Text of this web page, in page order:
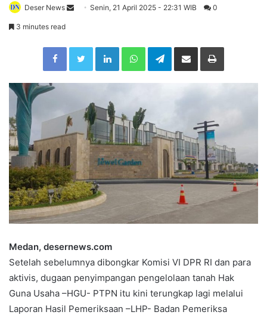
Deser News
a
i
Senin, 21 April 2025 - 22:31 WIB 0
3 minutes read
Facebook Twitter LinkedIn WhatsApp Telegram
Medan, desernews.com
Setelah sebelumnya dibongkar Komisi VI DPR RI dan para
aktivis, dugaan penyimpangan pengelolaan tanah Hak
Guna Usaha –HGU- PTPN itu kini terungkap lagi melalui
Laporan Hasil Pemeriksaan –LHP- Badan Pemeriksa